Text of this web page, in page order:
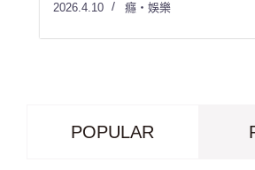
2026.4.10 癮・娛樂
POPULAR